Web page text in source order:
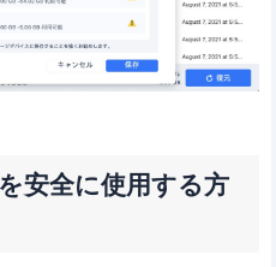
安全に使用する方